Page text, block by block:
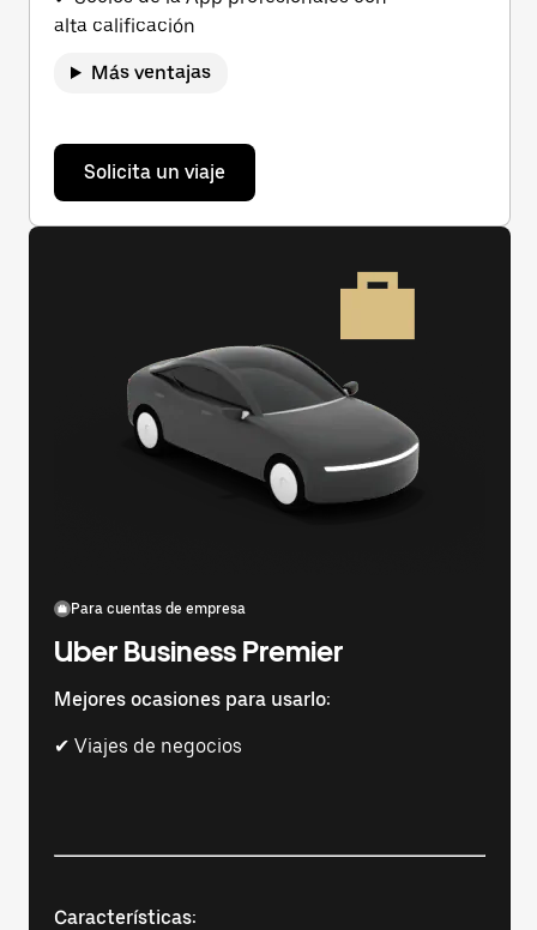
alta calificación
Más ventajas
Solicita un viaje
Para cuentas de empresa
Uber Business Premier
Mejores ocasiones para usarlo:
✔ Viajes de negocios
Características: